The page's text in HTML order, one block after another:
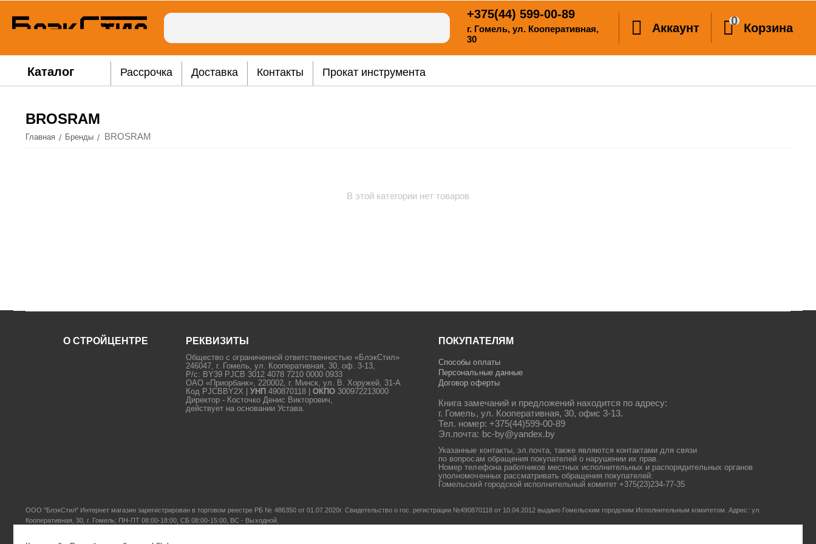
+375(44) 599-00-89
г. Гомель, ул. Кооперативная,
30
Аккаунт
0
Корзина
Каталог Рассрочка Доставка Контакты Прокат инструмента
BROSRAM
Главная / Бренды / BROSRAM
В этой категории нет товаров
О СТРОЙЦЕНТРЕ РЕКВИЗИТЫ
Общество с ограниченной ответственностью «БлэкСтил»
246047, г. Гомель, ул. Кооперативная, 30, оф. 3-13,
Р/с: BY39 PJCB 3012 4078 7210 0000 0933
ОАО «Приорбанк», 220002, г. Минск, ул. В. Хоружей, 31-А
Код PJCBBY2X |УНП 490870118 |ОКПО 300972213000
Директор - Косточко Денис Викторович,
действует на основании Устава.
ПОКУПАТЕЛЯМ
Способы оплаты
Персональные данные
Договор оферты
Книга замечаний и предложений находится по адресу:
г. Гомель, ул. Кооперативная, 30, офис 3-13.
Тел. номер: +375(44)599-00-89
Эл.почта: bc-by@yandex.by
Указанные контакты, эл.почта, также являются контактами для связи
по вопросам обращения покупателей о нарушении их прав.
Номер телефона работников местных исполнительных и распорядительных органов
уполномоченных рассматривать обращения покупателей:
Гомельский городской исполнительный комитет +375(23)234-77-35
ООО "БлэкСтил" Интернет магазин зарегистрирован в торговом реестре РБ № 486350 от 01.07.2020г. Свидетельство о гос. регистрации №490870118 от 10.04.2012 выдано Гомельским городским Исполнительным комитетом.Адрес: ул.
Кооперативная, 30, г. Гомель; ПН-ПТ 08:00-18:00, СБ 08:00-15:00, ВС - Выходной.